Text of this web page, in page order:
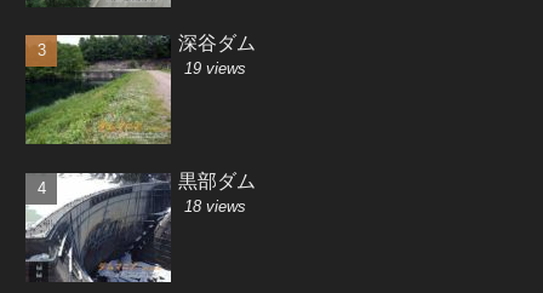
深谷ダム
19 views
黒部ダム
18 views